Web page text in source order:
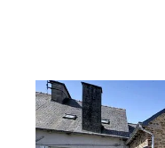
LAMBALLE 22
76,21 m2, 3 pièces
Ref : 789